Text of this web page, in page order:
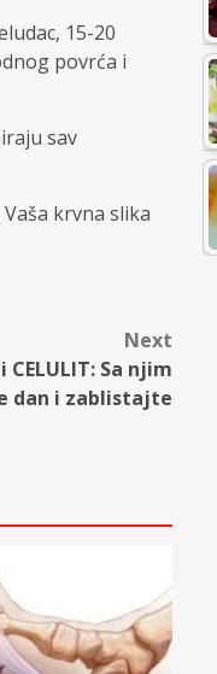
15-20
povrća i
sav
krvna slika
Next
CELULIT: Sa njim
dan i zablistajte